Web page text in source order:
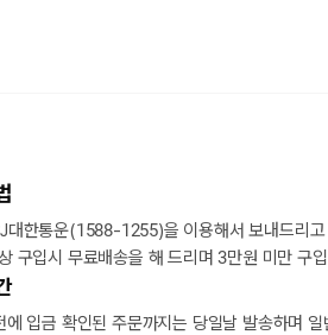
대한통운(1588-1255)을 이용해서 보내드리
구입시 무료배송을 해 드리며 3만원 미만 구
에 입금 확인된 주문까지는 당일날 발송하며